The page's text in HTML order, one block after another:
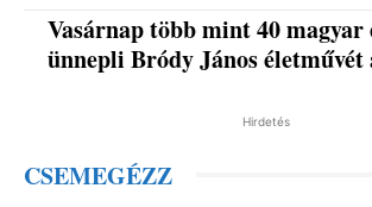
Vasárnap több mint 40 magyar
ünnepli Bródy János életművét
Hirdetés
CSEMEGÉZZ